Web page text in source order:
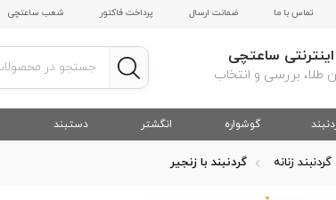
تماس با ما ضمانت ارسال پرداخت فاکتور شعب ساعتچی
ساعتچی
طلا، بررسی و انتخاب
گوشواره انگشتر دستبند
گردنبند زنانه گردنبند با زنجیر